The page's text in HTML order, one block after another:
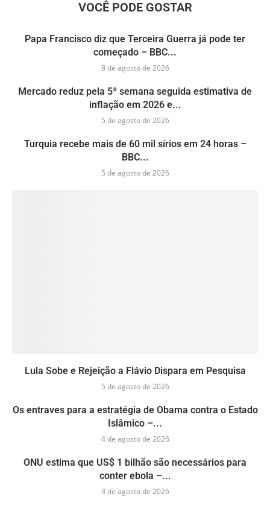
VOCÊ PODE GOSTAR
Papa Francisco diz que Terceira Guerra já pode ter
começado – BBC...
8 de agosto de 2026
Mercado reduz pela 5ª semana seguida estimativa de
inflação em 2026 e...
5 de agosto de 2026
Turquia recebe mais de 60 mil sírios em 24 horas –
BBC...
5 de agosto de 2026
Lula Sobe e Rejeição a Flávio Dispara em Pesquisa
5 de agosto de 2026
Os entraves para a estratégia de Obama contra o Estado
Islâmico –...
4 de agosto de 2026
ONU estima que US$ 1 bilhão são necessários para
conter ebola –...
3 de agosto de 2026